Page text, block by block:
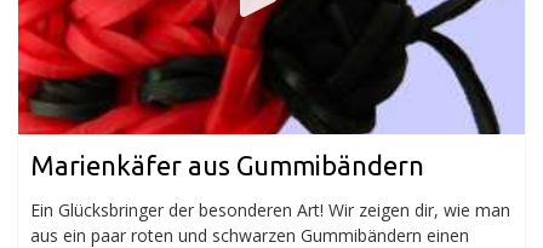
Marienkäfer aus Gummibändern
Ein Glücksbringer der besonderen Art! Wir zeigen dir, wie man
aus ein paar roten und schwarzen Gummibändern einen